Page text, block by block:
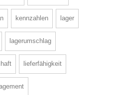
kennzahlen lager
lagerumschlag
lieferfähigkeit